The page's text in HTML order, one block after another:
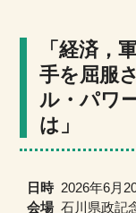
「経済，
手を屈服
ル・パワ
は」
日時 2026年6月
会場 石川県政記